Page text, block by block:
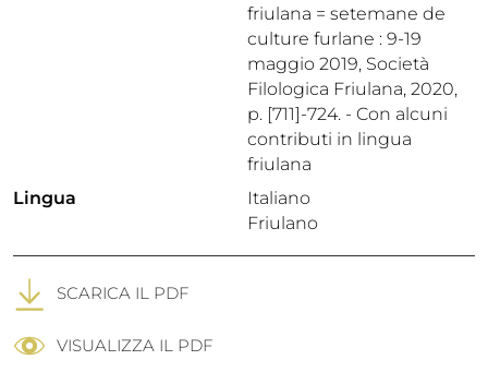
friulana = setemane de
culture furlane : 9-19
maggio 2019, Società
Filologica Friulana, 2020,
p. [711]-724. - Con alcuni
contributi in lingua
friulana
Lingua
Italiano
Friulano
SCARICA IL PDF
VISUALIZZA IL PDF